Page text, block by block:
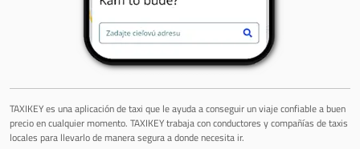
TAXIKEY es una aplicación de taxi que le ayuda a conseguir un viaje confiable a buen
precio en cualquier momento. TAXIKEY trabaja con conductores y compañías de taxis
locales para llevarlo de manera segura a donde necesita ir.